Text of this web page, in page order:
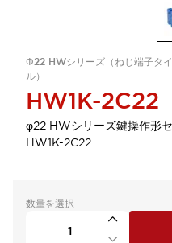
Φ22 HWシリーズ（ねじ端子タ
ル）
HW1K-2C22
φ22 HWシリーズ鍵操作形
HW1K-2C22
数量を選択